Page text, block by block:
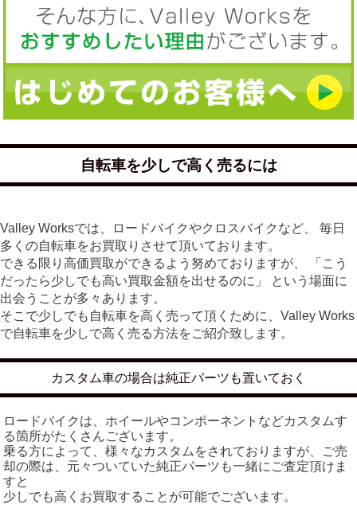
自転車を少しで高く売るには
Valley Worksでは、ロードバイクやクロスバイクなど、 毎日
多くの自転車をお買取りさせて頂いております。
できる限り高価買取ができるよう努めておりますが、 「こう
だったら少しでも高い買取金額を出せるのに」 という場面に
出会うことが多々あります。
そこで少しでも自転車を高く売って頂くために、Valley Works
で自転車を少しで高く売る方法をご紹介致します。
カスタム車の場合は純正パーツも置いておく
ロードバイクは、ホイールやコンポーネントなどカスタムす
る箇所がたくさんございます。
乗る方によって、様々なカスタムをされておりますが、ご売
却の際は、元々ついていた純正パーツも一緒にご査定頂けま
すと
少しでも高くお買取することが可能でございます。